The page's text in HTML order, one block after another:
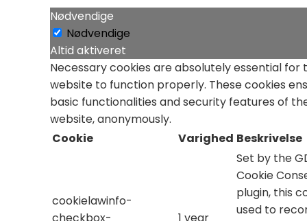
Nødvendige
Nødvendige
Altid aktiveret
Necessary cookies are absolutely essential for
website to function properly. These cookies
basic functionalities and security features of
website, anonymously.
Cookie
Varighed Beskrivelse
cookielawinfo-
Set by the
Cookie
plugin, this
used to